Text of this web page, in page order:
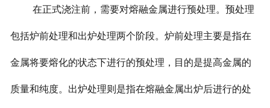
在正式浇注前，需要对熔融金属进行预处理。预处理
包括炉前处理和出炉处理两个阶段。炉前处理主要是指在
金属将要熔化的状态下进行的预处理，目的是提高金属的
质量和纯度。出炉处理则是指在熔融金属出炉后进行的处